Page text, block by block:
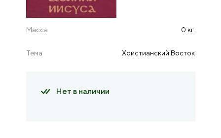
Масса 0 кг.
Тема Христианский Восток
Нет в наличии